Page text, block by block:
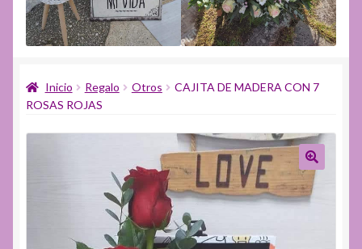
Inicio Regalo Otros
CAJITA DE MADERA CON 7
ROSAS ROJAS